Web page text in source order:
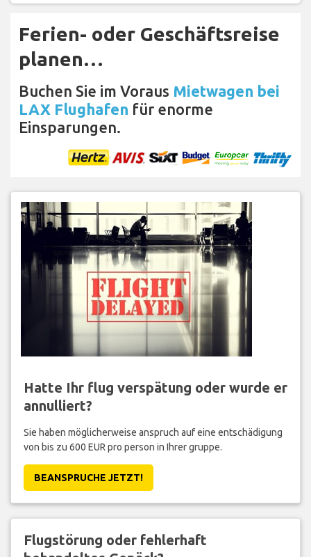
Ferien- oder Geschäftsreise
planen…
Buchen Sie im Voraus Mietwagen bei
LAX Flughafen für enorme
Einsparungen.
Hatte Ihr flug verspätung oder wurde er
annulliert?
Sie haben möglicherweise anspruch auf eine entschädigung
von bis zu 600 EUR pro person in Ihrer gruppe.
BEANSPRUCHE JETZT!
Flugstörung oder fehlerhaft